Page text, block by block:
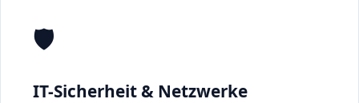
🛡️
IT-Sicherheit & Netzwerke